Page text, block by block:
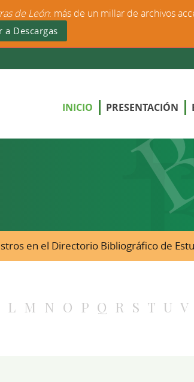
INICIO PRESENTACIÓN
en el Directorio Bibliográfico de
L M N O P Q R S T U V
de León: más de un millar de archivos
a Descargas